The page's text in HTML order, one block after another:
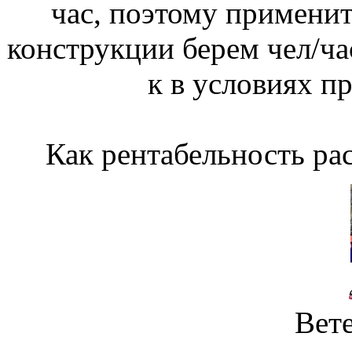
час, поэтому
конструкции берем чел/
к в условиях
Как рентабельность